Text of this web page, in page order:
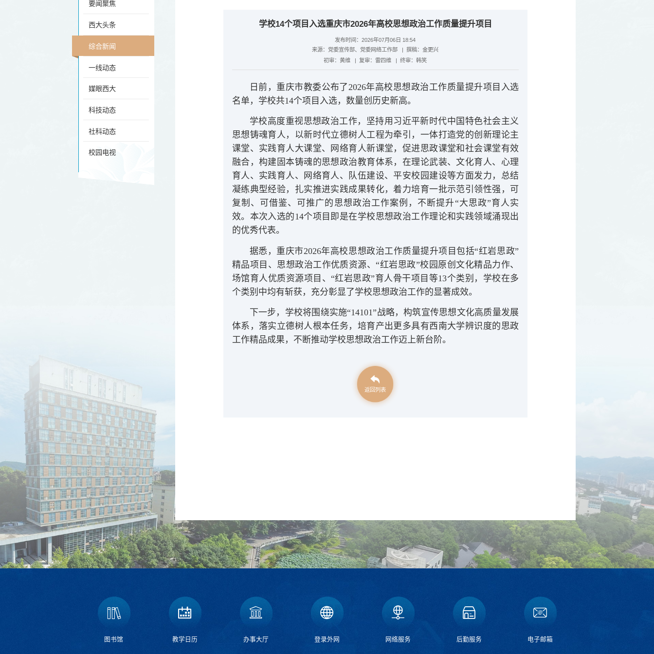
要闻聚焦
西大头条
综合新闻
一线动态
媒眼西大
科技动态
社科动态
校园电视
学校14个项目入选重庆市2026年高校思想政治工作质量提升项目
发布时间：2026年07月06日 18:54
来源：党委宣传部、党委网络工作部
| 撰稿：金更兴
初审：黄维
| 复审：雷四维 | 终审：韩笑
日前，重庆市教委公布了2026年高校思想政治工作质量提升项目入选
名单，学校共14个项目入选，数量创历史新高。
学校高度重视思想政治工作，坚持用习近平新时代中国特色社会主义
思想铸魂育人，以新时代立德树人工程为牵引，一体打造党的创新理论主
课堂、实践育人大课堂、网络育人新课堂，促进思政课堂和社会课堂有效
融合，构建固本铸魂的思想政治教育体系，在理论武装、文化育人、心理
育人、实践育人、网络育人、队伍建设、平安校园建设等方面发力，总结
凝练典型经验，扎实推进实践成果转化，着力培育一批示范引领性强，可
复制、可借鉴、可推广的思想政治工作案例，不断提升“大思政”育人实
效。本次入选的14个项目即是在学校思想政治工作理论和实践领域涌现出
的优秀代表。
据悉，重庆市2026年高校思想政治工作质量提升项目包括“红岩思政”
精品项目、思想政治工作优质资源、“红岩思政”校园原创文化精品力作、
场馆育人优质资源项目、“红岩思政”育人骨干项目等13个类别，学校在多
个类别中均有斩获，充分彰显了学校思想政治工作的显著成效。
下一步，学校将围绕实施“14101”战略，构筑宣传思想文化高质量发展
体系，落实立德树人根本任务，培育产出更多具有西南大学辨识度的思政
工作精品成果，不断推动学校思想政治工作迈上新台阶。
返回列表
图书馆 教学日历 办事大厅 登录外网 网络服务 后勤服务 电子邮箱